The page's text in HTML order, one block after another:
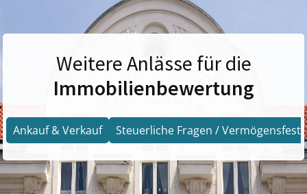
Weitere Anlässe für die
Immobilienbewertung
Ankauf & Verkauf Steuerliche Fragen /